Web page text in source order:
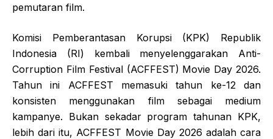
pemutaran film.
Komisi Pemberantasan Korupsi (KPK) Republik
Indonesia (RI) kembali menyelenggarakan Anti-
Corruption Film Festival (ACFFEST) Movie Day 2026.
Tahun ini ACFFEST memasuki tahun ke-12 dan
konsisten menggunakan film sebagai medium
kampanye. Bukan sekadar program tahunan KPK,
lebih dari itu, ACFFEST Movie Day 2026 adalah cara